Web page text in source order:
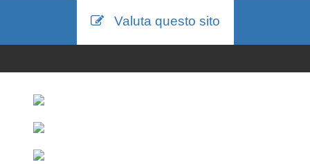
Valuta questo sito